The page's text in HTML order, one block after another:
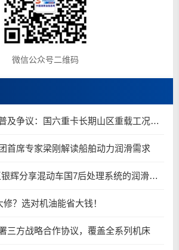
微信公众号二维码
低粘度重载柴机油普及争议：国六重卡长期山区重载工况是否适合0W-20柴油机油？
首席专家梁刚解读船舶动力润滑需求
雅富顿OEM经理王银辉分享混动车国7后处理系统的润滑油要求
？选对机油能省大钱！
三方战略合作协议，覆盖全系列机床